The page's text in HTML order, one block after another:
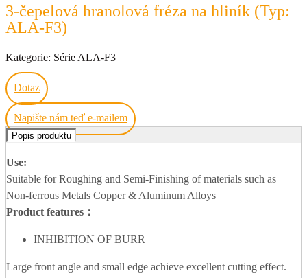
3-čepelová hranolová fréza na hliník (Typ:
ALA-F3)
Kategorie: Série ALA-F3
Dotaz
Napište nám teď e-mailem
Popis produktu
Use:
Suitable for Roughing and Semi-Finishing of materials such as
Non-ferrous Metals Copper & Aluminum Alloys
Product features：
INHIBITION OF BURR
Large front angle and small edge achieve excellent cutting effect.